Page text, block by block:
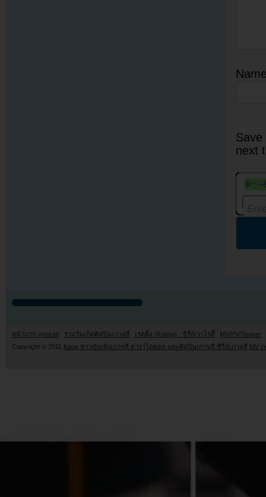
next
หน้าแรก youzab รวมวันเกิดศิลปินเกาหลี เรตติ้ง (Rating) : ซีรี่ย์/วาไรตี้
MV/PV/Teaser
Copyright © 2011
Kpop ข่าวบันเทิงเกาหลี ดาราไอดอล และศิลปินเกาหลี ซีรี่ย์เกาหลี MV